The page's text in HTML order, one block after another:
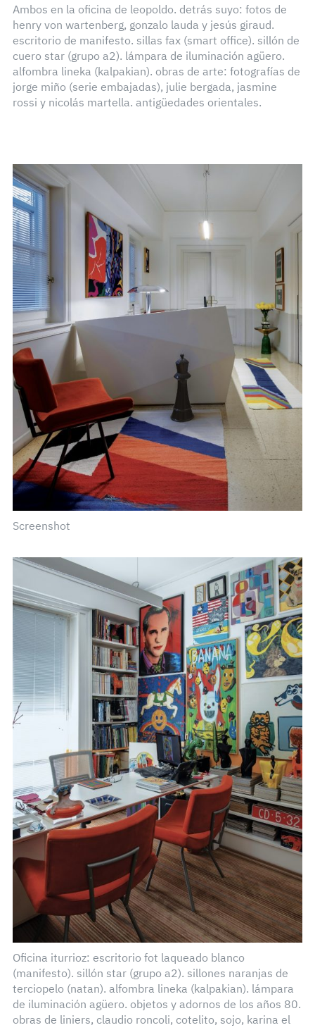
Ambos en la oficina de leopoldo. detrás suyo: fotos de
henry von wartenberg, gonzalo lauda y jesús giraud.
escritorio de manifesto. sillas fax (smart office). sillón de
cuero star (grupo a2). lámpara de iluminación agüero.
alfombra lineka (kalpakian). obras de arte: fotografías de
jorge miño (serie embajadas), julie bergada, jasmine
rossi y nicolás martella. antigüedades orientales.
Screenshot
Oficina iturrioz: escritorio fot laqueado blanco
(manifesto). sillón star (grupo a2). sillones naranjas de
terciopelo (natan). alfombra lineka (kalpakian). lámpara
de iluminación agüero. objetos y adornos de los años 80.
obras de liniers, claudio roncoli, cotelito, sojo, karina el